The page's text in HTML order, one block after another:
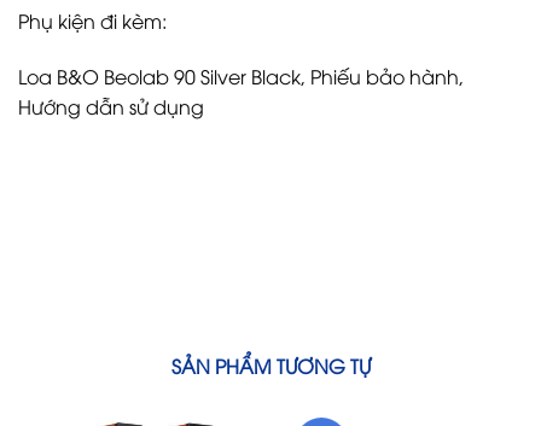
Phụ kiện đi kèm:
Loa B&O Beolab 90 Silver Black, Phiếu bảo hành,
Hướng dẫn sử dụng
SẢN PHẨM TƯƠNG TỰ